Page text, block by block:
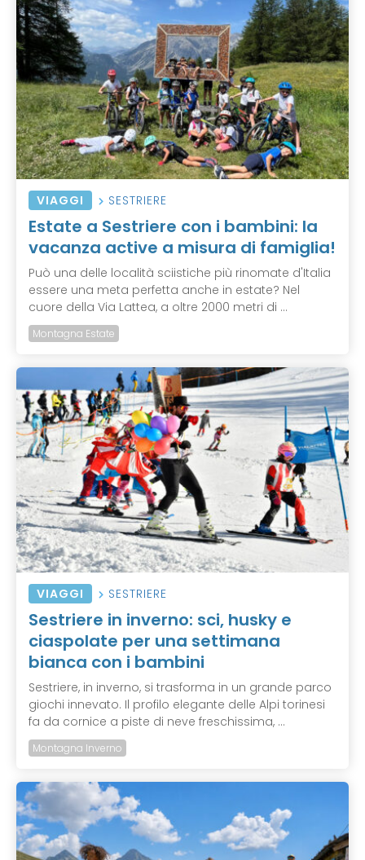
VIAGGI SESTRIERE
Estate a Sestriere con i bambini: la
vacanza active a misura di famiglia!
Può una delle località sciistiche più rinomate d'Italia
essere una meta perfetta anche in estate? Nel
cuore della Via Lattea, a oltre 2000 metri di ...
Montagna Estate
VIAGGI SESTRIERE
Sestriere in inverno: sci, husky e
ciaspolate per una settimana
bianca con i bambini
Sestriere, in inverno, si trasforma in un grande parco
giochi innevato. Il profilo elegante delle Alpi torinesi
fa da cornice a piste di neve freschissima, ...
Montagna Inverno